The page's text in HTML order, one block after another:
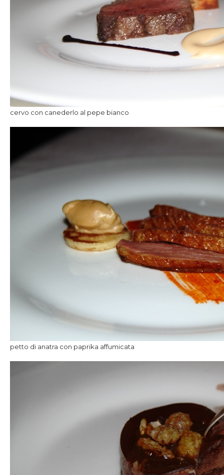
cervo con canederlo al pepe bianco
petto di anatra con paprika affumicata